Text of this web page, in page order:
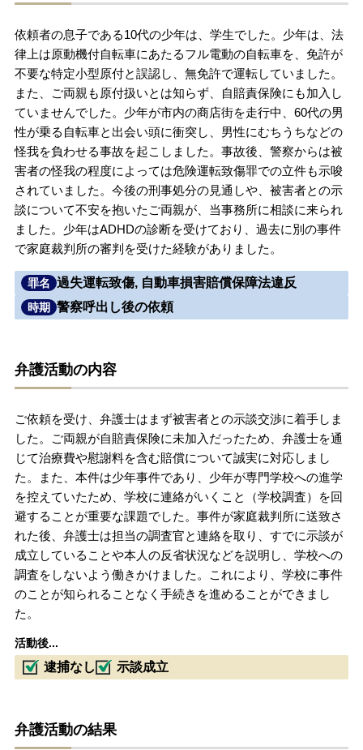
弁護士紹介
弁護士費用
アクセス
解決実績
ご依頼者からのお手紙
無料相談の口コミ評判
刑事事件データベース
依頼者の息子である10代の少年は、学生でした。少年は、法
律上は原動機付自転車にあたるフル電動の自転車を、免許が
不要な特定小型原付と誤認し、無免許で運転していました。
また、ご両親も原付扱いとは知らず、自賠責保険にも加入し
ていませんでした。少年が市内の商店街を走行中、60代の男
性が乗る自転車と出会い頭に衝突し、男性にむちうちなどの
怪我を負わせる事故を起こしました。事故後、警察からは被
害者の怪我の程度によっては危険運転致傷罪での立件も示唆
されていました。今後の刑事処分の見通しや、被害者との示
談について不安を抱いたご両親が、当事務所に相談に来られ
ました。少年はADHDの診断を受けており、過去に別の事件
で家庭裁判所の審判を受けた経験がありました。
罪名 過失運転致傷, 自動車損害賠償保障法違反
時期 警察呼出し後の依頼
弁護活動の内容
ご依頼を受け、弁護士はまず被害者との示談交渉に着手しま
した。ご両親が自賠責保険に未加入だったため、弁護士を通
じて治療費や慰謝料を含む賠償について誠実に対応しまし
た。また、本件は少年事件であり、少年が専門学校への進学
を控えていたため、学校に連絡がいくこと（学校調査）を回
避することが重要な課題でした。事件が家庭裁判所に送致さ
れた後、弁護士は担当の調査官と連絡を取り、すでに示談が
成立していることや本人の反省状況などを説明し、学校への
調査をしないよう働きかけました。これにより、学校に事件
のことが知られることなく手続きを進めることができまし
た。
活動後...
逮捕なし 示談成立
弁護活動の結果